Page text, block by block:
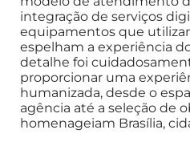
integração de serviços
equipamentos que
espelham a experiência
detalhe foi
proporcionar uma
humanizada, desde o
agência até a seleção de
homenageiam Brasília,